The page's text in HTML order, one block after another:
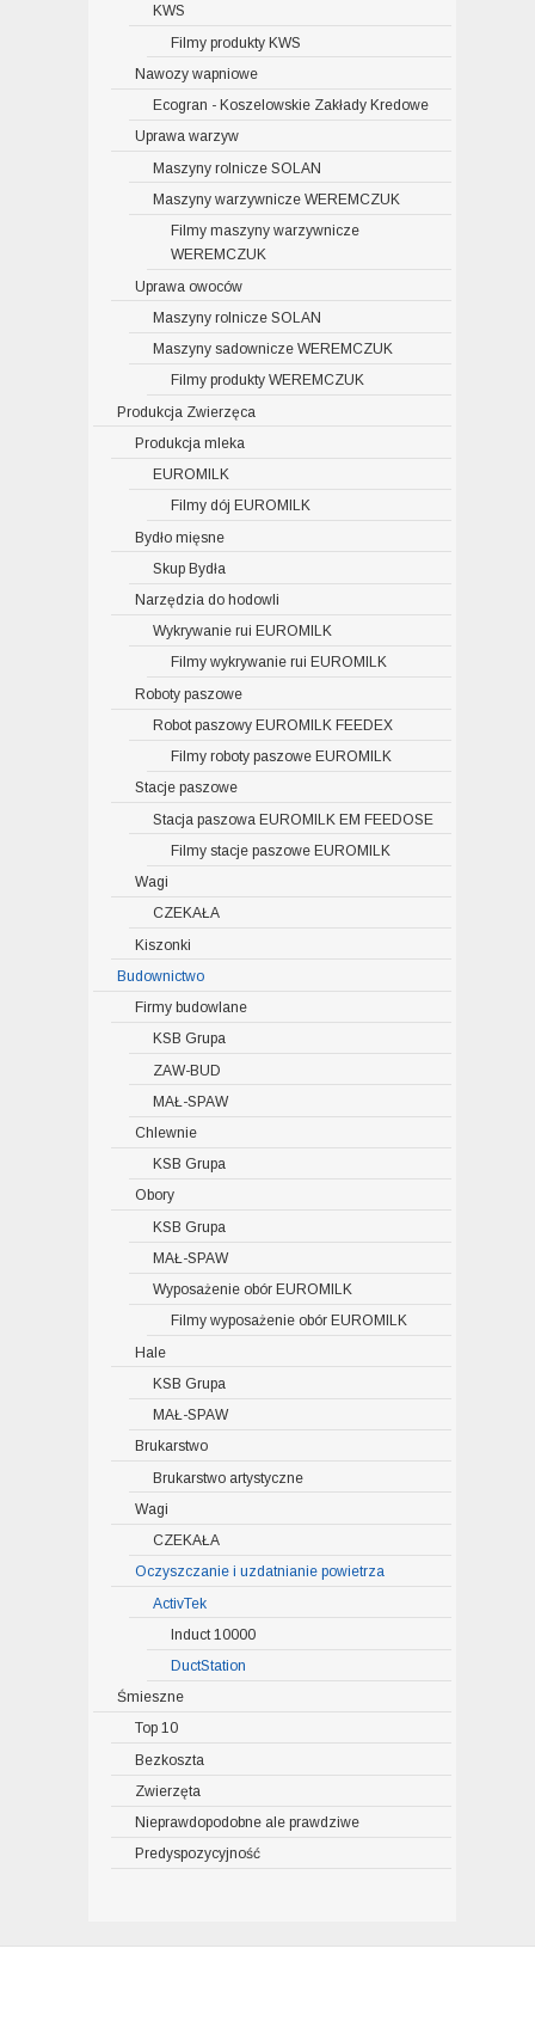
KWS
Filmy produkty KWS
Nawozy wapniowe
Ecogran - Koszelowskie Zakłady Kredowe
Uprawa warzyw
Maszyny rolnicze SOLAN
Maszyny warzywnicze WEREMCZUK
Filmy maszyny warzywnicze
WEREMCZUK
Uprawa owoców
Maszyny rolnicze SOLAN
Maszyny sadownicze WEREMCZUK
Filmy produkty WEREMCZUK
Produkcja Zwierzęca
Produkcja mleka
EUROMILK
Filmy dój EUROMILK
Bydło mięsne
Skup Bydła
Narzędzia do hodowli
Wykrywanie rui EUROMILK
Filmy wykrywanie rui EUROMILK
Roboty paszowe
Robot paszowy EUROMILK FEEDEX
Filmy roboty paszowe EUROMILK
Stacje paszowe
Stacja paszowa EUROMILK EM FEEDOSE
Filmy stacje paszowe EUROMILK
Wagi
CZEKAŁA
Kiszonki
Budownictwo
Firmy budowlane
KSB Grupa
ZAW-BUD
MAŁ-SPAW
Chlewnie
KSB Grupa
Obory
KSB Grupa
MAŁ-SPAW
Wyposażenie obór EUROMILK
Filmy wyposażenie obór EUROMILK
Hale
KSB Grupa
MAŁ-SPAW
Brukarstwo
Brukarstwo artystyczne
Wagi
CZEKAŁA
Oczyszczanie i uzdatnianie powietrza
ActivTek
Induct 10000
DuctStation
Śmieszne
Top 10
Bezkoszta
Zwierzęta
Nieprawdopodobne ale prawdziwe
Predyspozycyjność